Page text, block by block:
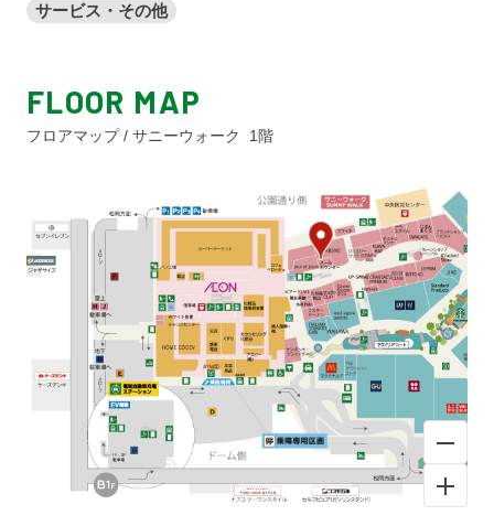
サービス・その他
FLOOR MAP
フロアマップ / サニーウォーク 1階